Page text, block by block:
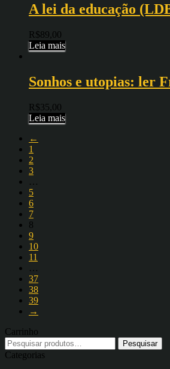
A lei da educação
R$89,00
Leia mais
Sonhos e utopias: ler
R$35,00
Leia mais
←
1
2
3
…
5
6
7
8
9
10
11
…
37
38
39
→
Carrinho
Pesquisar
por:
Categorias